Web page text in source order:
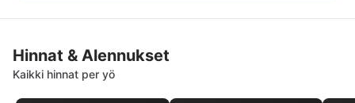
Hinnat & Alennukset
Kaikki hinnat per yö